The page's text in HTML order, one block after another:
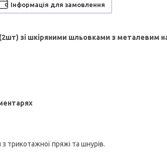
Інформація для замовлення
зі шкіряними шльовками з металевим
трикотажної пряжі та шнурів.